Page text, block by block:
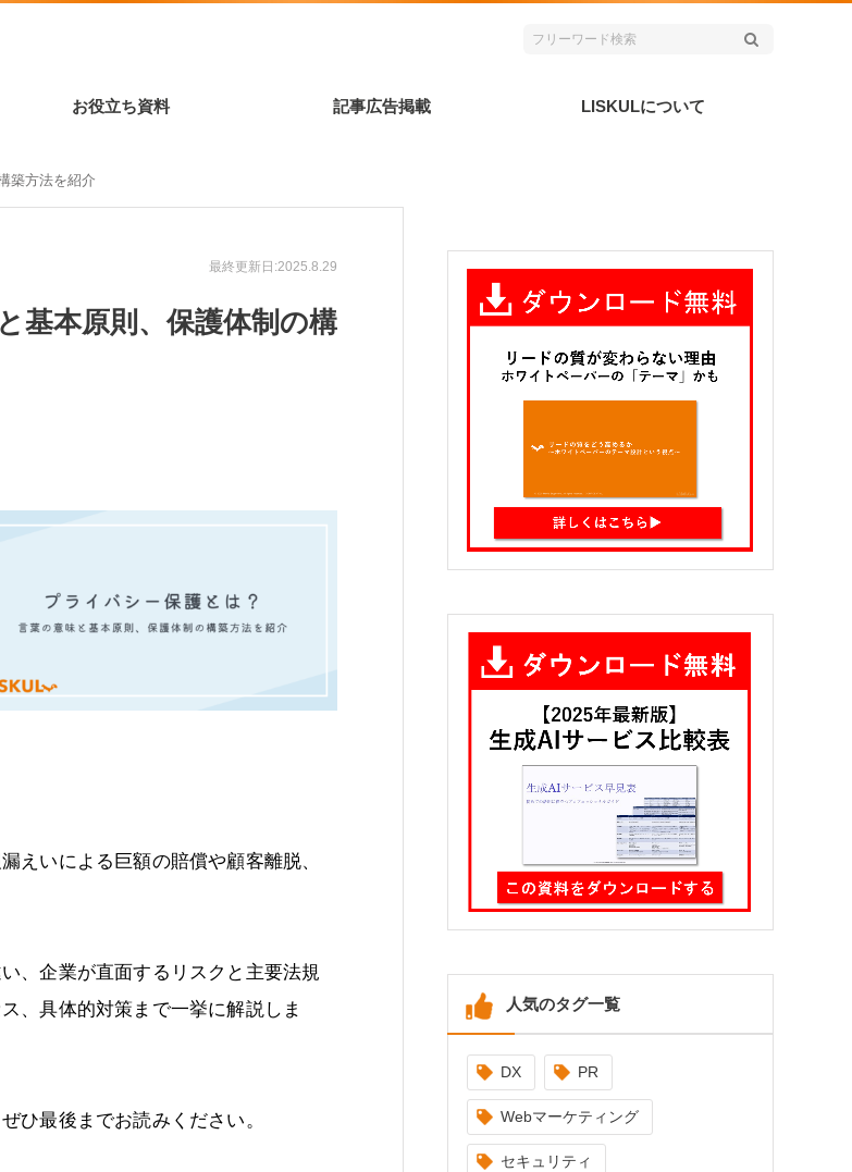
お役立ち資料 記事広告掲載 LISKULについて
築方法を紹介
最終更新日:2025.8.29
基本原則、保護体制の構
えいによる巨額の賠償や顧客離脱、
、企業が直面するリスクと主要法規
、具体的対策まで一挙に解説しま
ひ最後までお読みください。
人気のタグ一覧
DX PR
Webマーケティング
セキュリティ